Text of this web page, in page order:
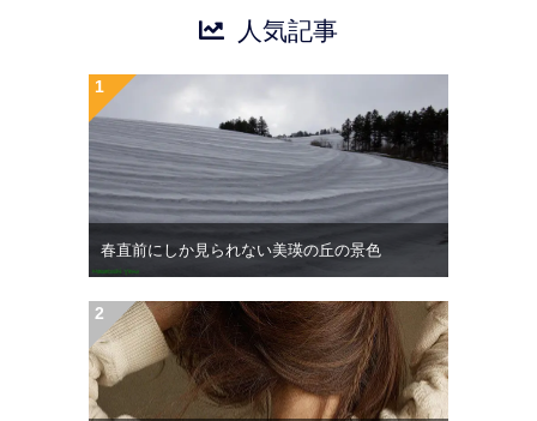
人気記事
春直前にしか見られない美瑛の丘の景色